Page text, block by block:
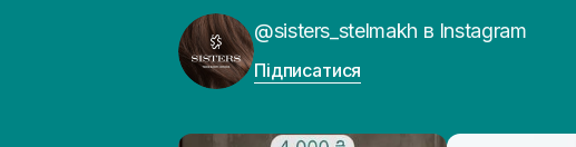
@sisters_stelmakh в Instagram
Підписатися